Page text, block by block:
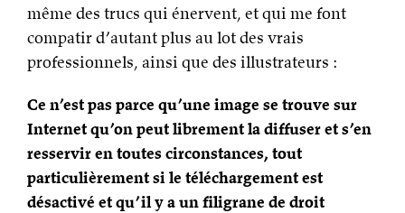
même des trucs qui énervent, et qui me font
compatir d’autant plus au lot des vrais
professionnels, ainsi que des illustrateurs :
Ce n’est pas parce qu’une image se trouve sur
Internet qu’on peut librement la diffuser et s’en
resservir en toutes circonstances, tout
particulièrement si le téléchargement est
désactivé et qu’il y a un filigrane de droit